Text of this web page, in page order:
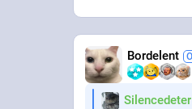
Bordelent
Silencedeter